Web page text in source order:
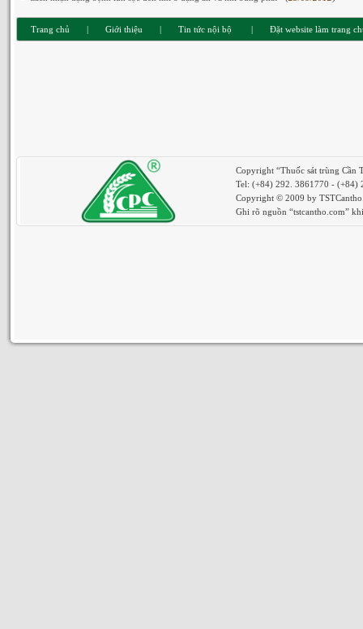
Trang chủ | Giới thiệu | Tin tức nội bộ | Đặt website làm trang
Copyright “Thuốc sát trùng Cần
Tel: (+84) 292. 3861770 - (+84)
Copyright © 2009 by
Ghi rõ nguồn “tstcantho.com”